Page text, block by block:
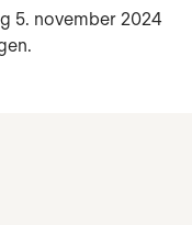
5. november 2024